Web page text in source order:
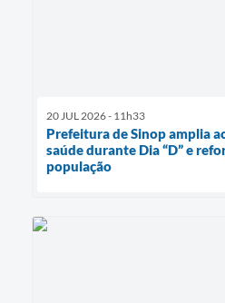
20 JUL 2026 - 11h33
Prefeitura de Sinop amplia
saúde durante Dia “D” e
população